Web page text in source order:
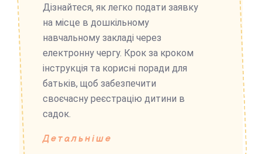
Дізнайтеся, як легко подати заявку
на місце в дошкільному
навчальному закладі через
електронну чергу. Крок за кроком
інструкція та корисні поради для
батьків, щоб забезпечити
своєчасну реєстрацію дитини в
садок.
Детальніше